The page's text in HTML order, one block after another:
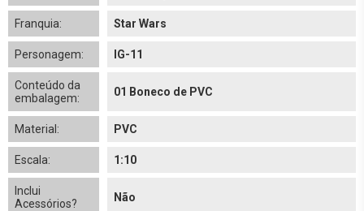
Franquia: Star Wars
Personagem: IG-11
Conteúdo da
embalagem:
01 Boneco de PVC
Material: PVC
Escala: 1:10
Inclui
Acessórios?
Não